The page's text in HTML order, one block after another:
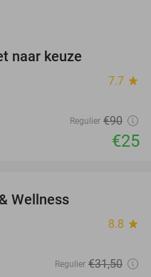
naar keuze
7.7 star
Regulier €90
€25
Wellness
8.8 star
Regulier €31,50